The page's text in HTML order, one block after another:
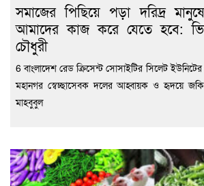
সমাজের পিছিয়ে পড়া দরিদ্র
আমাদের কাজ করে যেতে হবে:
চৌধুরী
6 বাংলাদেশ রেড ক্রিসেন্ট সোসাইটির সিলেট
মহানগর স্বেচ্ছাসেবক দলের আহ্বায়ক ও হৃদয়ে
মাহবুবুল